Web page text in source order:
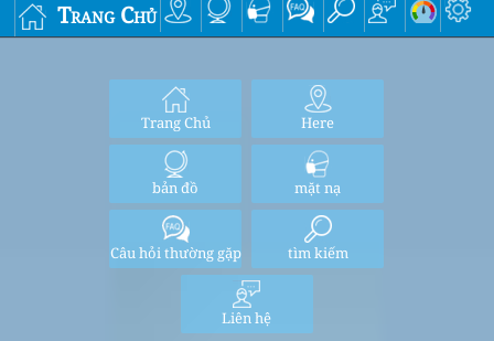
Trang Chủ
Trang Chủ Here
bản đồ mặt nạ
Câu hỏi thường gặp tìm kiếm
Liên hệ